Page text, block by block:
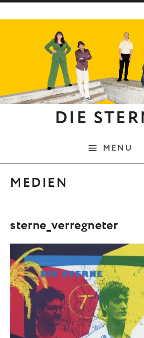
DIE
MENU
MEDIEN
sterne_verregneter